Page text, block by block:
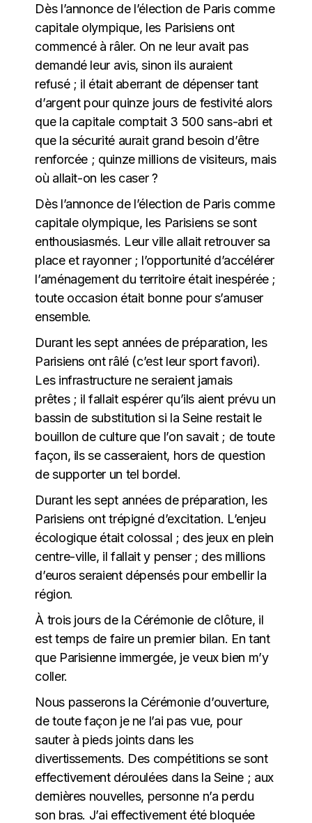
Dès l’annonce de l’élection de Paris comme
capitale olympique, les Parisiens ont
commencé à râler. On ne leur avait pas
demandé leur avis, sinon ils auraient
refusé ; il était aberrant de dépenser tant
d’argent pour quinze jours de festivité alors
que la capitale comptait 3 500 sans-abri et
que la sécurité aurait grand besoin d’être
renforcée ; quinze millions de visiteurs, mais
où allait-on les caser ?
Dès l’annonce de l’élection de Paris comme
capitale olympique, les Parisiens se sont
enthousiasmés. Leur ville allait retrouver sa
place et rayonner ; l’opportunité d’accélérer
l’aménagement du territoire était inespérée ;
toute occasion était bonne pour s’amuser
ensemble.
Durant les sept années de préparation, les
Parisiens ont râlé (c’est leur sport favori).
Les infrastructure ne seraient jamais
prêtes ; il fallait espérer qu’ils aient prévu un
bassin de substitution si la Seine restait le
bouillon de culture que l’on savait ; de toute
façon, ils se casseraient, hors de question
de supporter un tel bordel.
Durant les sept années de préparation, les
Parisiens ont trépigné d’excitation. L’enjeu
écologique était colossal ; des jeux en plein
centre-ville, il fallait y penser ; des millions
d’euros seraient dépensés pour embellir la
région.
À trois jours de la Cérémonie de clôture, il
est temps de faire un premier bilan. En tant
que Parisienne immergée, je veux bien m’y
coller.
Nous passerons la Cérémonie d’ouverture,
de toute façon je ne l’ai pas vue, pour
sauter à pieds joints dans les
divertissements. Des compétitions se sont
effectivement déroulées dans la Seine ; aux
dernières nouvelles, personne n’a perdu
son bras. J’ai effectivement été bloquée